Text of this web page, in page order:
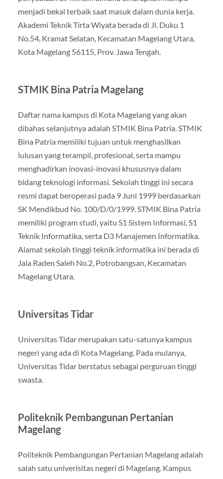
menjadi bekal terbaik saat masuk dalam dunia kerja.
Akademi Teknik Tirta Wiyata berada di Jl. Duku 1
No.54, Kramat Selatan, Kecamatan Magelang Utara,
Kota Magelang 56115, Prov. Jawa Tengah.
STMIK Bina Patria Magelang
Daftar nama kampus di Kota Magelang yang akan
dibahas selanjutnya adalah STMIK Bina Patria. STMIK
Bina Patria memiliki tujuan untuk menghasilkan
lulusan yang terampil, profesional, serta mampu
menghadirkan inovasi-inovasi khususnya dalam
bidang teknologi informasi. Sekolah tinggi ini secara
resmi dapat beroperasi pada 9 Juni 1999 berdasarkan
SK Mendikbud No. 100/D/0/1999. STMIK Bina Patria
memiliki program studi, yaitu S1 Sistem Informasi, S1
Teknik Informatika, serta D3 Manajemen Informatika.
Alamat sekolah tinggi teknik informatika ini berada di
Jala Raden Saleh No.2, Potrobangsan, Kecamatan
Magelang Utara.
Universitas Tidar
Universitas Tidar merupakan satu-satunya kampus
negeri yang ada di Kota Magelang. Pada mulanya,
Universitas Tidar berstatus sebagai perguruan tinggi
swasta.
Politeknik Pembangunan Pertanian
Magelang
Politeknik Pembangungan Pertanian Magelang adalah
salah satu univerisitas negeri di Magelang. Kampus